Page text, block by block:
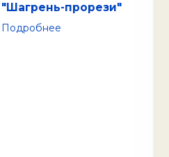
"Шагрень-прорези"
Подробнее